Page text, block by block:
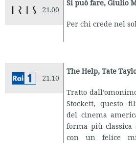
21.00
Si può fare, Giulio
Per chi crede nel
21.10
The Help, Tate
Tratto
Stockett, questo
del cinema
forma più classica
con un felice